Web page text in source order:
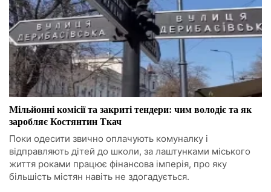
Мільйонні комісії та закриті тендери: чим володіє та як
заробляє Костянтин Ткач
Поки одесити звично оплачують комуналку і
відправляють дітей до школи, за лаштунками міського
життя роками працює фінансова імперія, про яку
більшість містян навіть не здогадується.